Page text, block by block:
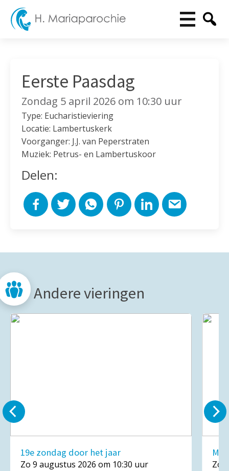
Eerste Paasdag
Zondag 5 april 2026 om 10:30 uur
Type: Eucharistieviering
Locatie: Lambertuskerk
Voorganger: J.J. van Peperstraten
Muziek: Petrus- en Lambertuskoor
Delen:
Andere vieringen
19e zondag door het jaar
Zo 9 augustus 2026 om 10:30 uur
Zo